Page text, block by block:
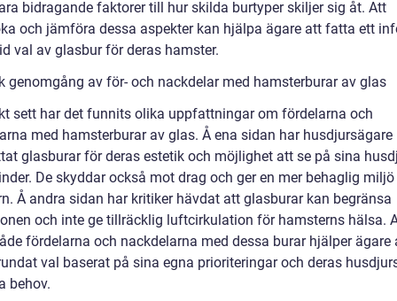
bidragande faktorer till hur skilda burtyper skiljer sig åt. Att
och jämföra dessa aspekter kan hjälpa ägare att fatta ett
val av glasbur för deras hamster.
genomgång av för- och nackdelar med hamsterburar av glas
sett har det funnits olika uppfattningar om fördelarna och
med hamsterburar av glas. Å ena sidan har husdjursägare
glasburar för deras estetik och möjlighet att se på sina
De skyddar också mot drag och ger en mer behaglig
Å andra sidan har kritiker hävdat att glasburar kan begränsa
och inte ge tillräcklig luftcirkulation för hamsterns hälsa.
fördelarna och nackdelarna med dessa burar hjälper ägare
val baserat på sina egna prioriteringar och deras
behov.